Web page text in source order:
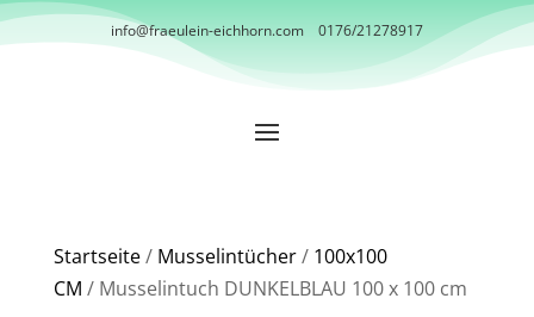
info@fraeulein-eichhorn.com 0176/21278917
Startseite/ Musselintücher/ 100x100
CM / Musselintuch DUNKELBLAU 100 x 100 cm